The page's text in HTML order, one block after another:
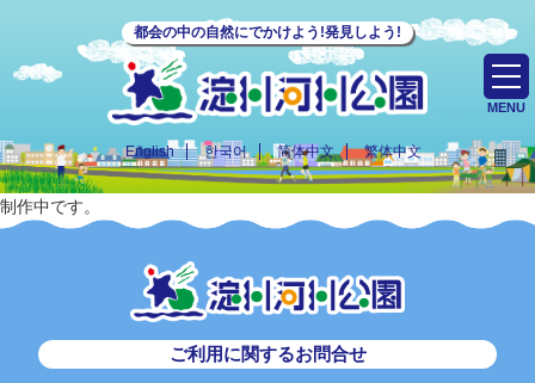
都会の中の自然にでかけよう!発見しよう!
English 한국어 简体中文 繁体中文
MENU
制作中です。
ご利用に関するお問合せ